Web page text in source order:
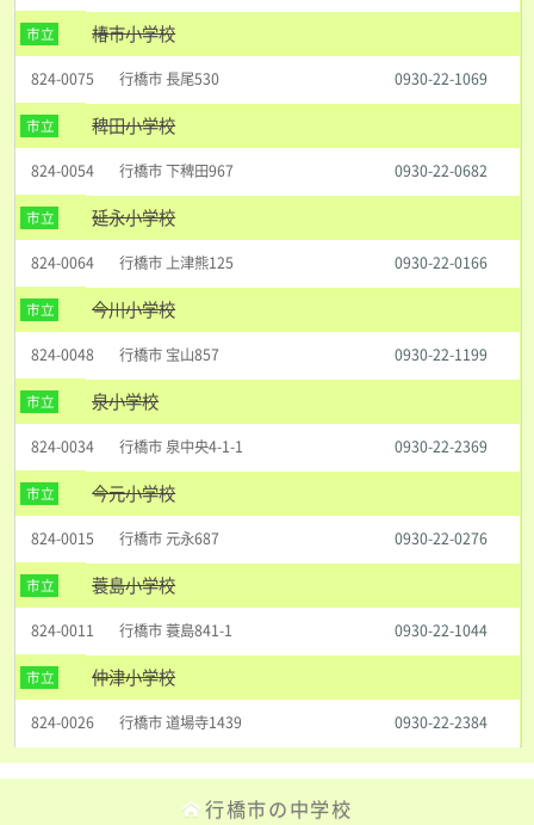
市立 椿市小学校
824-0075 行橋市 長尾530 0930-22-1069
市立 稗田小学校
824-0054 行橋市 下稗田967 0930-22-0682
市立 延永小学校
824-0064 行橋市 上津熊125 0930-22-0166
市立 今川小学校
824-0048 行橋市 宝山857 0930-22-1199
市立 泉小学校
824-0034 行橋市 泉中央4-1-1 0930-22-2369
市立 今元小学校
824-0015 行橋市 元永687 0930-22-0276
市立 蓑島小学校
824-0011 行橋市 蓑島841-1 0930-22-1044
市立 仲津小学校
824-0026 行橋市 道場寺1439 0930-22-2384
行橋市の中学校